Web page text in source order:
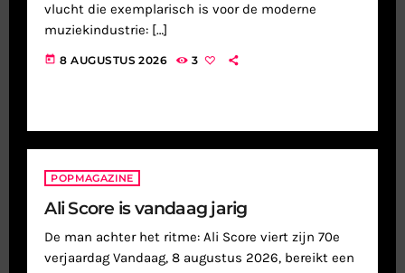
vlucht die exemplarisch is voor de moderne
muziekindustrie: […]
today 8 AUGUSTUS 2026 3
POPMAGAZINE
Ali Score is vandaag jarig
De man achter het ritme: Ali Score viert zijn 70e
verjaardag Vandaag, 8 augustus 2026, bereikt een